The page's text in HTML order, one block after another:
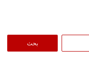
عن: